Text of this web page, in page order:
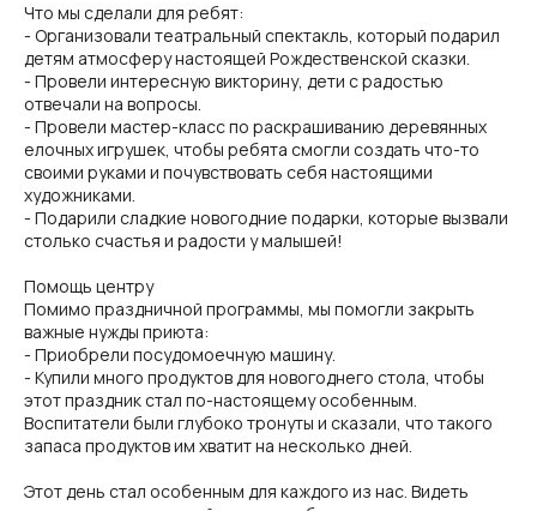
Что мы сделали для ребят:
- Организовали театральный спектакль, который подарил
детям атмосферу настоящей Рождественской сказки.
- Провели интересную викторину, дети с радостью
отвечали на вопросы.
- Провели мастер-класс по раскрашиванию деревянных
елочных игрушек, чтобы ребята смогли создать что-то
своими руками и почувствовать себя настоящими
художниками.
- Подарили сладкие новогодние подарки, которые вызвали
столько счастья и радости у малышей!
Помощь центру
Помимо праздничной программы, мы помогли закрыть
важные нужды приюта:
- Приобрели посудомоечную машину.
- Купили много продуктов для новогоднего стола, чтобы
этот праздник стал по-настоящему особенным.
Воспитатели были глубоко тронуты и сказали, что такого
запаса продуктов им хватит на несколько дней.
Этот день стал особенным для каждого из нас. Видеть